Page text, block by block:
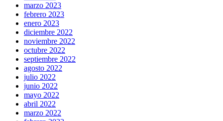
marzo 2023
febrero 2023
enero 2023
diciembre 2022
noviembre 2022
octubre 2022
septiembre 2022
agosto 2022
julio 2022
junio 2022
mayo 2022
abril 2022
marzo 2022